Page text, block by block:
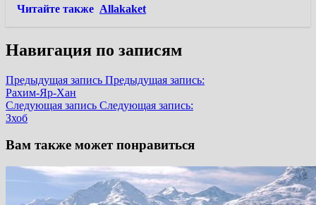
Читайте также Allakaket
Навигация по записям
Предыдущая запись Предыдущая запись:
Рахим-Яр-Хан
Следующая запись Следующая запись:
Зхоб
Вам также может понравиться